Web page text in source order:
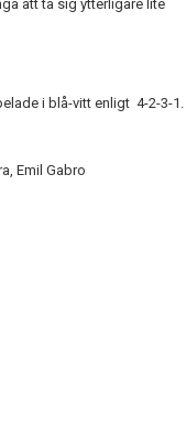
att ta sig ytterligare lite
i blå-vitt enligt 4-2-3-1.
Emil Gabro